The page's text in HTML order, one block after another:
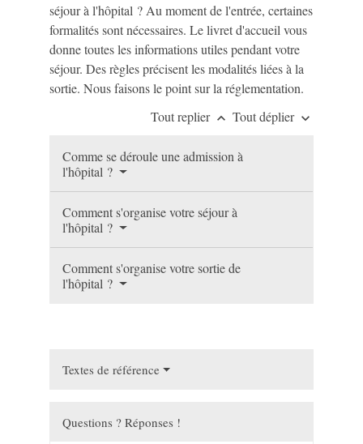
séjour à l'hôpital ? Au moment de l'entrée, certaines
formalités sont nécessaires. Le livret d'accueil vous
donne toutes les informations utiles pendant votre
séjour. Des règles précisent les modalités liées à la
sortie. Nous faisons le point sur la réglementation.
Tout replier keyboard_arrow_up Tout déplier keyboard_arrow_down
Comme se déroule une admission à
l'hôpital ?
Comment s'organise votre séjour à
l'hôpital ?
Comment s'organise votre sortie de
l'hôpital ?
Textes de référence
Questions ? Réponses !